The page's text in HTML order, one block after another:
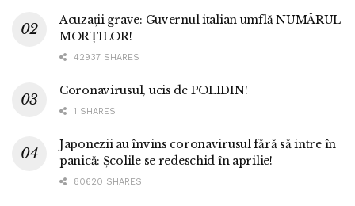
Acuzații grave: Guvernul italian umflă NUMĂRUL
MORȚILOR!
42937 SHARES
Coronavirusul, ucis de POLIDIN!
1 SHARES
Japonezii au învins coronavirusul fără să intre în
panică: Școlile se redeschid în aprilie!
80620 SHARES